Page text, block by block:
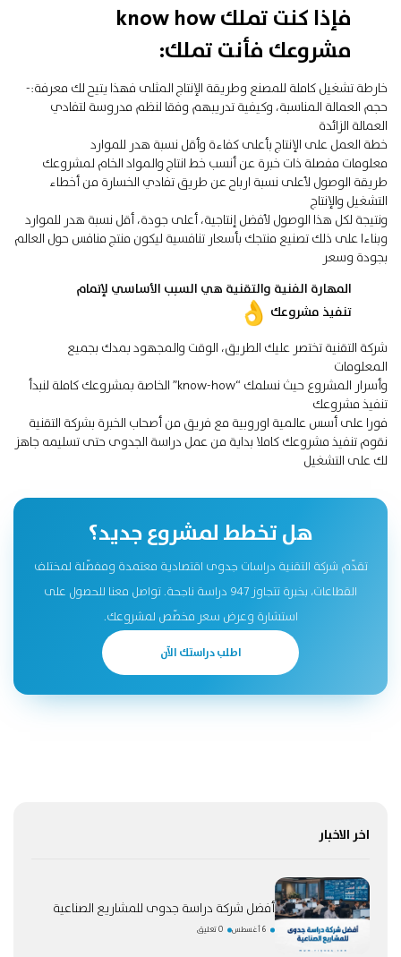
فإذا كنت تملك know how
مشروعك فأنت تملك:
خارطة تشغيل كاملة للمصنع وطريقة الإنتاج المثلى فهذا يتيح لك معرفة:-
حجم العمالة المناسبة، وكيفية تدريبهم وفقا لنظم مدروسة لتفادي
العمالة الزائدة
خطة العمل على الإنتاج بأعلى كفاءة وأقل نسبة هدر للموارد
معلومات مفصلة ذات خبرة عن أنسب خط انتاج والمواد الخام لمشروعك
طريقة الوصول لأعلى نسبة ارباح عن طريق تفادي الخسارة من أخطاء
التشغيل والإنتاج
ونتيجة لكل هذا الوصول لأفضل إنتاجية، أعلى جودة، أقل نسبة هدر للموارد
وبناءا على ذلك تصنيع منتجك بأسعار تنافسية ليكون منتج منافس حول العالم
بجودة وسعر
المهارة الفنية والتقنية هي السبب الأساسي لإتمام
تنفيذ مشروعك
شركة التقنية تختصر عليك الطريق، الوقت والمجهود بمدك بجميع
المعلومات
وأسرار المشروع حيث نسلمك “know-how” الخاصة بمشروعك كاملة لنبدأ
تنفيذ مشروعك
فورا على أسس عالمية اوروبية مع فريق من أصحاب الخبرة بشركة التقنية
نقوم تنفيذ مشروعك كاملا بداية من عمل دراسة الجدوى حتى تسليمه جاهز
لك على التشغيل
هل تخطط لمشروع جديد؟
تقدّم شركة التقنية دراسات جدوى اقتصادية معتمدة ومفصّلة لمختلف
القطاعات، بخبرة تتجاوز 947 دراسة ناجحة. تواصل معنا للحصول على
استشارة وعرض سعر مخصّص لمشروعك.
اطلب دراستك الآن
اخر الاخبار
أفضل شركة دراسة جدوى للمشاريع الصناعية
6 أغسطس 0 تعليق